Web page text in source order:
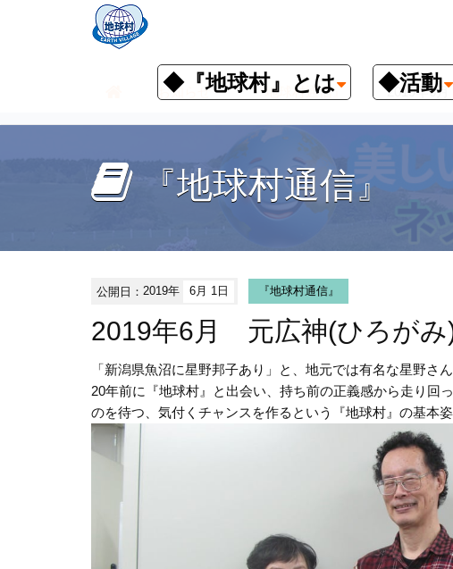
◆『地球村』とは ◆活動
お知らせ 『地球村通信』 2019年6
『地球村通信』
公開日：2019年 6月 1日 『地球村通信』
2019年6月 元広神(ひろが
「新潟県魚沼に星野邦子あり」と、地元では有名な星野さん
20年前に『地球村』と出会い、持ち前の正義感から走り回
のを待つ、気付くチャンスを作るという『地球村』の基本